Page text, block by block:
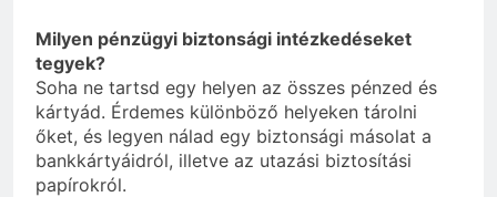
Milyen pénzügyi biztonsági intézkedéseket
tegyek?
Soha ne tartsd egy helyen az összes pénzed és
kártyád. Érdemes különböző helyeken tárolni
őket, és legyen nálad egy biztonsági másolat a
bankkártyáidról, illetve az utazási biztosítási
papírokról.